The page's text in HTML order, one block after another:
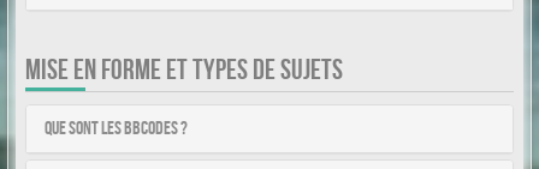
MISE EN FORME ET TYPES DE SUJETS
Que sont les BBCodes ?